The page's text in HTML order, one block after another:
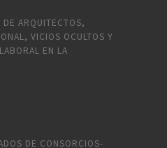
ARQUITECTOS,
VICIOS OCULTOS Y
EN LA
DE CONSORCIOS-